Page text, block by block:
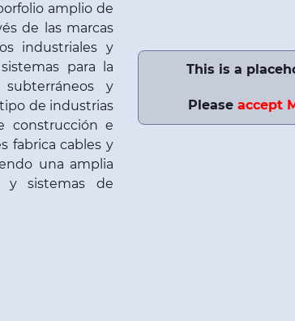
This is a
Please accept
amplio de
de las marcas
industriales y
para la
y
de industrias
construcción e
fabrica cables y
una amplia
y sistemas de